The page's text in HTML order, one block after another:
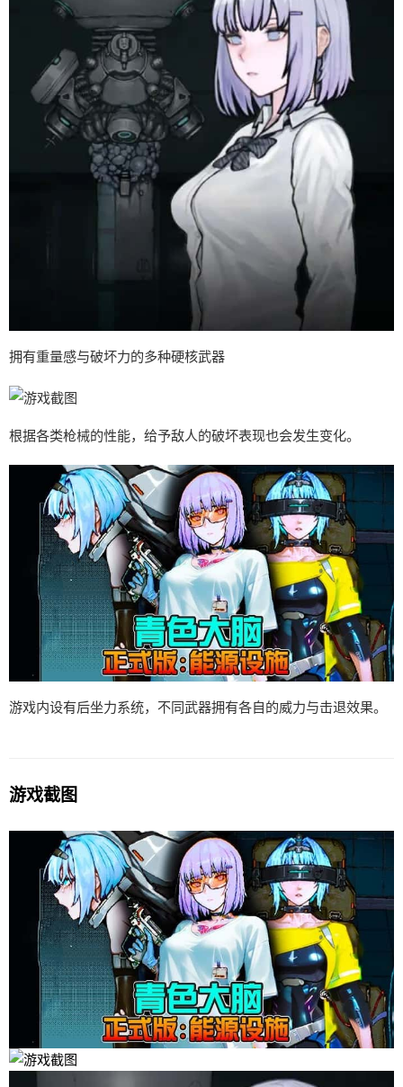
拥有重量感与破坏力的多种硬核武器
根据各类枪械的性能，给予敌人的破坏表现也会发生变化。
游戏内设有后坐力系统，不同武器拥有各自的威力与击退效果。
游戏截图